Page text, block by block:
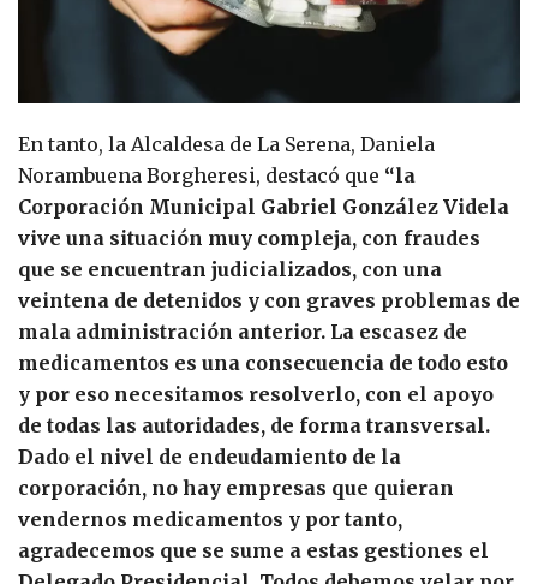
En tanto, la Alcaldesa de La Serena, Daniela
Norambuena Borgheresi, destacó que “la
Corporación Municipal Gabriel González Videla
vive una situación muy compleja, con fraudes
que se encuentran judicializados, con una
veintena de detenidos y con graves problemas de
mala administración anterior. La escasez de
medicamentos es una consecuencia de todo esto
y por eso necesitamos resolverlo, con el apoyo
de todas las autoridades, de forma transversal.
Dado el nivel de endeudamiento de la
corporación, no hay empresas que quieran
vendernos medicamentos y por tanto,
agradecemos que se sume a estas gestiones el